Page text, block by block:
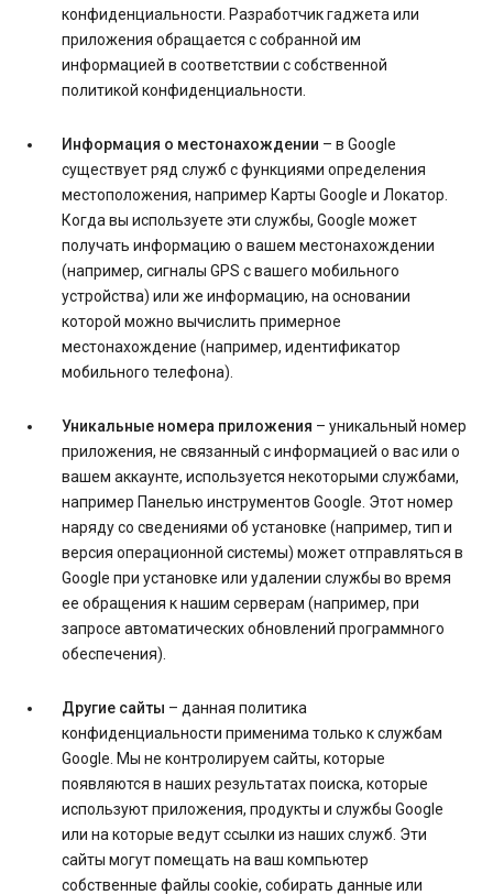
конфиденциальности. Разработчик гаджета или
приложения обращается с собранной им
информацией в соответствии с собственной
политикой конфиденциальности.
Информация о местонахождении – в Google
существует ряд служб с функциями определения
местоположения, например Карты Google и Локатор.
Когда вы используете эти службы, Google может
получать информацию о вашем местонахождении
(например, сигналы GPS с вашего мобильного
устройства) или же информацию, на основании
которой можно вычислить примерное
местонахождение (например, идентификатор
мобильного телефона).
Уникальные номера приложения – уникальный номер
приложения, не связанный с информацией о вас или о
вашем аккаунте, используется некоторыми службами,
например Панелью инструментов Google. Этот номер
наряду со сведениями об установке (например, тип и
версия операционной системы) может отправляться в
Google при установке или удалении службы во время
ее обращения к нашим серверам (например, при
запросе автоматических обновлений программного
обеспечения).
Другие сайты – данная политика
конфиденциальности применима только к службам
Google. Мы не контролируем сайты, которые
появляются в наших результатах поиска, которые
используют приложения, продукты и службы Google
или на которые ведут ссылки из наших служб. Эти
сайты могут помещать на ваш компьютер
собственные файлы cookie, собирать данные или